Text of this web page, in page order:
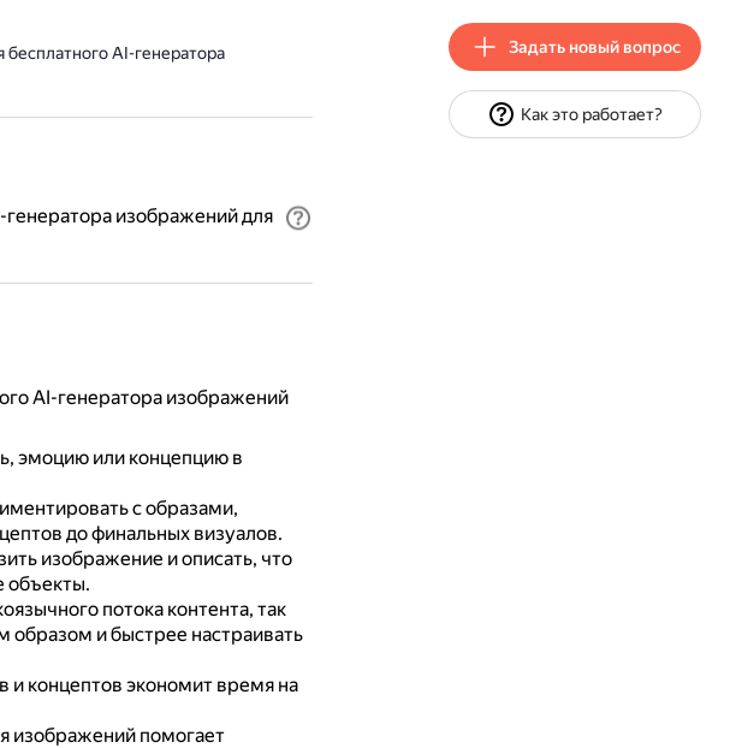
AI-генератора
изображений для
AI-генератора изображений
эмоцию или концепцию в
с образами,
до финальных визуалов.
изображение и описать, что
объекты.
потока контента, так
и быстрее настраивать
и концептов экономит время на
изображений помогает
Задать новый вопрос
Как это работает?